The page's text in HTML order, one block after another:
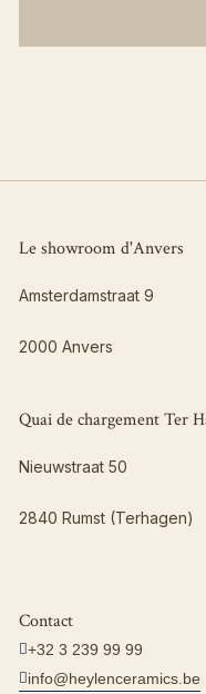
Le showroom d'Anvers
Amsterdamstraat 9
2000 Anvers
Quai de chargement Ter
Nieuwstraat 50
2840 Rumst (Terhagen)
Contact
+32 3 239 99 99
info@heylenceramics.be